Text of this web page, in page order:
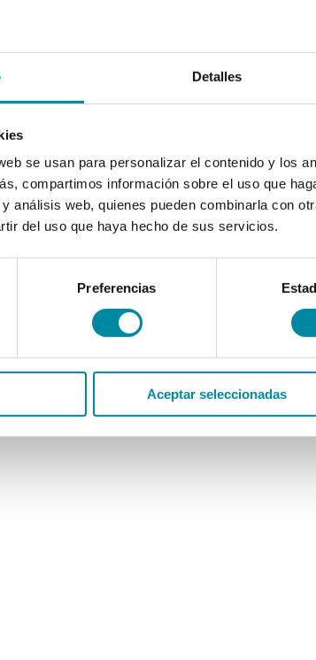
Detalles
se usan para personalizar el contenido y los
compartimos información sobre el uso que
análisis web, quienes pueden combinarla con
del uso que haya hecho de sus servicios.
Preferencias
Aceptar seleccionadas